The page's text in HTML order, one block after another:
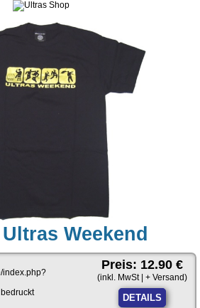
Weekend
index.php?
Preis: 12.90 €
(inkl. MwSt | + Versand)
DETAILS